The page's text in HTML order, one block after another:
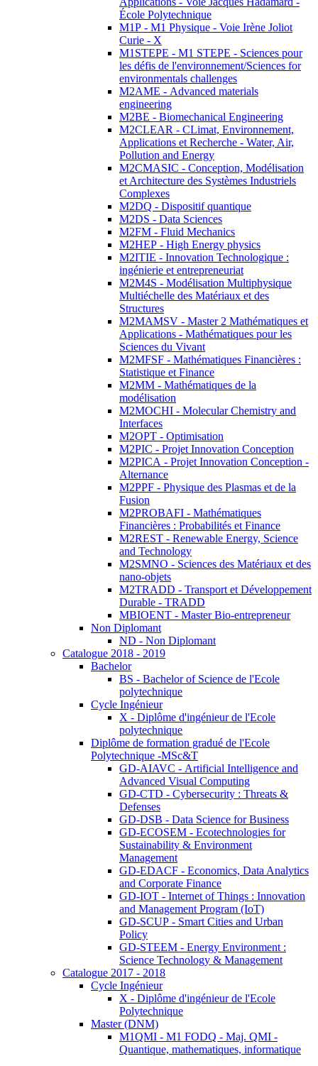
École Polytechnique
M1P - M1 Physique - Voie Irène Joliot
Curie - X
M1STEPE - M1 STEPE - Sciences pour
les défis de l'environnement/Sciences for
environmentals challenges
M2AME - Advanced materials
engineering
M2BE - Biomechanical Engineering
M2CLEAR - CLimat, Environnement,
Applications et Recherche - Water, Air,
Pollution and Energy
M2CMASIC - Conception, Modélisation
et Architecture des Systèmes Industriels
Complexes
M2DQ - Dispositif quantique
M2DS - Data Sciences
M2FM - Fluid Mechanics
M2HEP - High Energy physics
M2ITIE - Innovation Technologique :
ingénierie et entrepreneuriat
M2M4S - Modélisation Multiphysique
Multiéchelle des Matériaux et des
Structures
M2MAMSV - Master 2 Mathématiques et
Applications - Mathématiques pour les
Sciences du Vivant
M2MFSF - Mathématiques Financières :
Statistique et Finance
M2MM - Mathématiques de la
modélisation
M2MOCHI - Molecular Chemistry and
Interfaces
M2OPT - Optimisation
M2PIC - Projet Innovation Conception
M2PICA - Projet Innovation Conception -
Alternance
M2PPF - Physique des Plasmas et de la
Fusion
M2PROBAFI - Mathématiques
Financières : Probabilités et Finance
M2REST - Renewable Energy, Science
and Technology
M2SMNO - Sciences des Matériaux et des
nano-objets
M2TRADD - Transport et Développement
Durable - TRADD
MBIOENT - Master Bio-entrepreneur
Non Diplomant
ND - Non Diplomant
Catalogue 2018 - 2019
Bachelor
BS - Bachelor of Science de l'Ecole
polytechnique
Cycle Ingénieur
X - Diplôme d'ingénieur de l'Ecole
polytechnique
Diplôme de formation gradué de l'Ecole
Polytechnique -MSc&T
GD-AIAVC - Artificial Intelligence and
Advanced Visual Computing
GD-CTD - Cybersecurity : Threats &
Defenses
GD-DSB - Data Science for Business
GD-ECOSEM - Ecotechnologies for
Sustainability & Environment
Management
GD-EDACF - Economics, Data Analytics
and Corporate Finance
GD-IOT - Internet of Things : Innovation
and Management Program (IoT)
GD-SCUP - Smart Cities and Urban
Policy
GD-STEEM - Energy Environment :
Science Technology & Management
Catalogue 2017 - 2018
Cycle Ingénieur
X - Diplôme d'ingénieur de l'Ecole
Polytechnique
Master (DNM)
M1QMI - M1 FODQ - Maj. QMI -
Quantique, mathematiques, informatique